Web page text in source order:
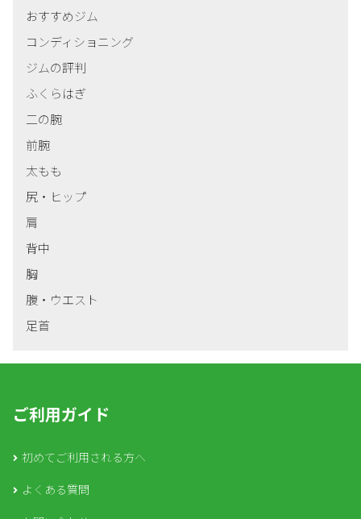
おすすめジム
コンディショニング
ジムの評判
ふくらはぎ
二の腕
前腕
太もも
尻・ヒップ
肩
背中
胸
腹・ウエスト
足首
ご利用ガイド
初めてご利用される方へ
よくある質問